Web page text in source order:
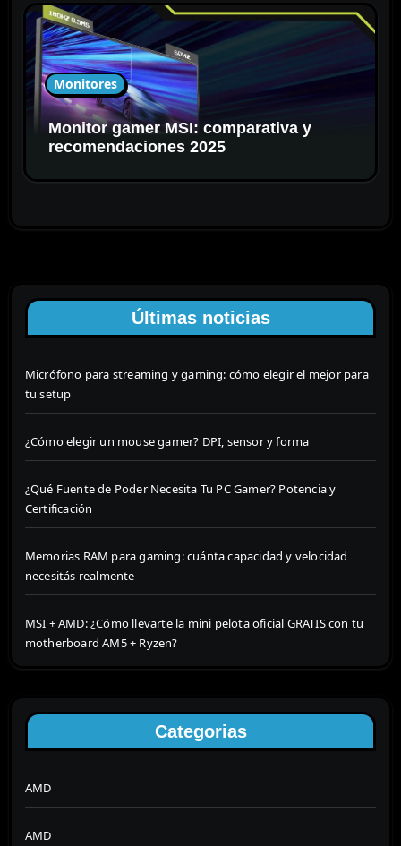
Monitores
Monitor gamer MSI: comparativa y
recomendaciones 2025
Últimas noticias
Micrófono para streaming y gaming: cómo elegir el mejor para
tu setup
¿Cómo elegir un mouse gamer? DPI, sensor y forma
¿Qué Fuente de Poder Necesita Tu PC Gamer? Potencia y
Certificación
Memorias RAM para gaming: cuánta capacidad y velocidad
necesitás realmente
MSI + AMD: ¿Cómo llevarte la mini pelota oficial GRATIS con tu
motherboard AM5 + Ryzen?
Categorias
AMD
AMD